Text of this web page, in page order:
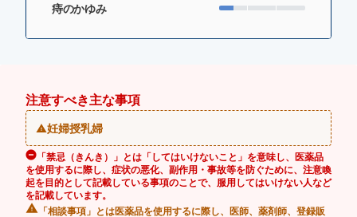
痔のかゆみ
注意すべき主な事項
妊婦授乳婦
「禁忌（きんき）」とは「してはいけないこと」を意味し、医薬品
を使用するに際し、症状の悪化、副作用・事故等を防ぐために、注意喚
起を目的として記載している事項のことで、服用してはいけない人など
を記載しています。
「相談事項」とは医薬品を使用するに際し、医師、薬剤師、登録販